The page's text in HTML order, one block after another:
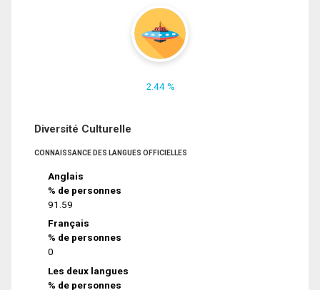
2.44 %
Diversité Culturelle
CONNAISSANCE DES LANGUES OFFICIELLES
Anglais
% de personnes
91.59
Français
% de personnes
0
Les deux langues
% de personnes